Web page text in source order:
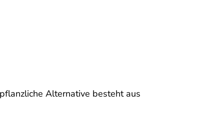
Alternative besteht aus